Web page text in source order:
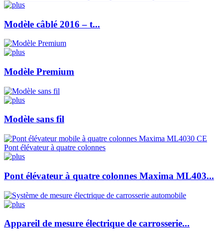
Modèle câblé 2016 – t...
Modèle Premium
Modèle sans fil
Pont élévateur à quatre colonnes Maxima ML403...
Appareil de mesure électrique de carrosserie...